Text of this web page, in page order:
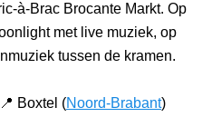
à-Brac Brocante Markt. Op
met live muziek, op
tussen de kramen.
Boxtel (Noord-Brabant)